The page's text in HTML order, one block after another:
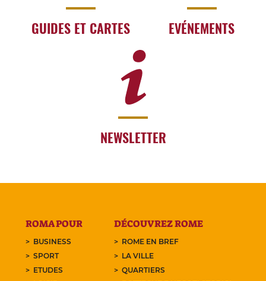
GUIDES ET CARTES EVÉNEMENTS
NEWSLETTER
ROMA POUR
BUSINESS
SPORT
ETUDES
DÉCOUVREZ ROME
ROME EN BREF
LA VILLE
QUARTIERS